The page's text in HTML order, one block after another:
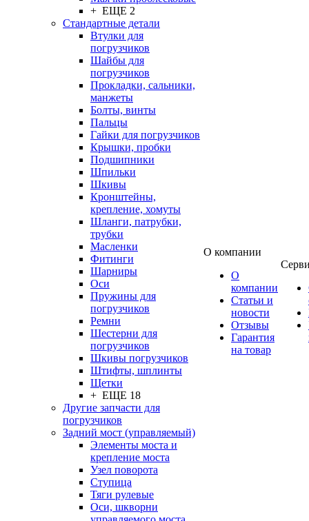
+ ЕЩЕ 2
Стандартные детали
Втулки для
погрузчиков
Шайбы для
погрузчиков
Прокладки, сальники,
манжеты
Болты, винты
Пальцы
Гайки для погрузчиков
Крышки, пробки
Подшипники
Шпильки
Шкивы
Кронштейны,
крепление, хомуты
Шланги, патрубки,
трубки
Масленки
Фитинги
Шарниры
Оси
Пружины для
погрузчиков
Ремни
Шестерни для
погрузчиков
Шкивы погрузчиков
Штифты, шплинты
Щетки
+ ЕЩЕ 18
Другие запчасти для
погрузчиков
Задний мост (управляемый)
Элементы моста и
крепление моста
Узел поворота
Ступица
Тяги рулевые
Оси, шкворни
О компании
О
компании
Статьи и
новости
Отзывы
Гарантия
на товар